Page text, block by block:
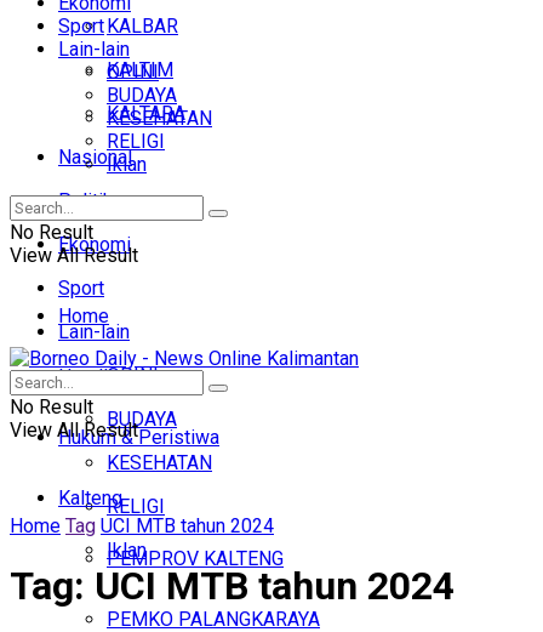
KALBAR
KALTIM
KALTARA
Nasional
Politik
Ekonomi
Sport
Lain-lain
OPINI
BUDAYA
KESEHATAN
RELIGI
Iklan
Sabtu, Agustus 8, 2026
Sport
Lain-lain
OPINI
BUDAYA
KESEHATAN
RELIGI
Iklan
No Result
View All Result
Home
Headline
Hukum & Peristiwa
Kalteng
PEMPROV KALTENG
PEMKO PALANGKARAYA
No Result
View All Result
Home Tag UCI MTB tahun 2024
Tag: UCI MTB tahun 2024